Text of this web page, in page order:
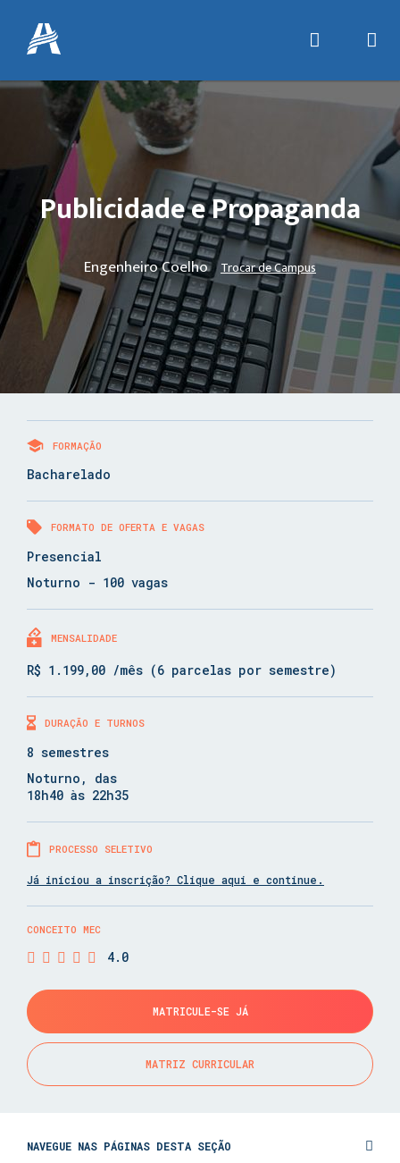
Publicidade e Propaganda
Engenheiro Coelho Trocar de Campus
FORMAÇÃO
Bacharelado
FORMATO DE OFERTA E VAGAS
Presencial
Noturno - 100 vagas
MENSALIDADE
R$ 1.199,00 /mês (6 parcelas por semestre)
DURAÇÃO E TURNOS
8 semestres
Noturno, das
18h40 às 22h35
PROCESSO SELETIVO
Já iniciou a inscrição? Clique aqui e continue.
CONCEITO MEC
4.0
MATRICULE-SE JÁ
MATRIZ CURRICULAR
NAVEGUE NAS PÁGINAS DESTA SEÇÃO